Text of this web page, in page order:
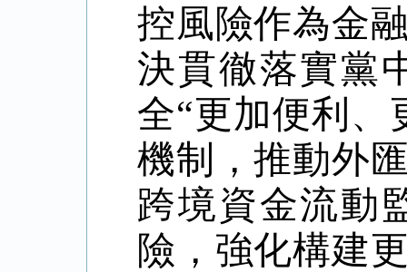
控風險作為金
決貫徹落實黨
全“更加便利、
機制，推動外
跨境資金流動
險，強化構建